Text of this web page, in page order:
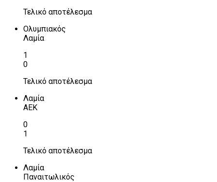
Τελικό αποτέλεσμα
Ολυμπιακός
Λαμία
1
0
Τελικό αποτέλεσμα
Λαμία
ΑΕΚ
0
1
Τελικό αποτέλεσμα
Λαμία
Παναιτωλικός